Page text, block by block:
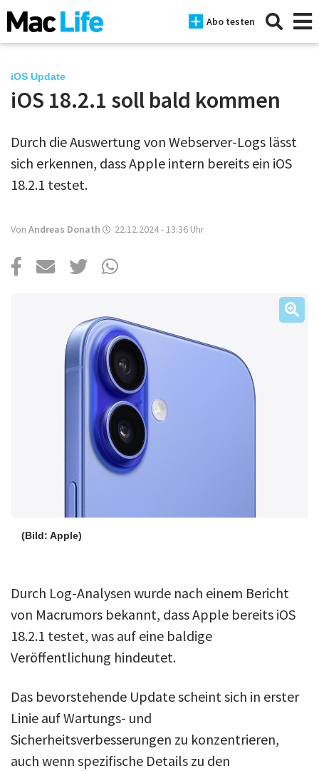
Abo testen
iPhone
Mac
Tests
Tipps
Anmelden
iOS Update
iOS 18.2.1 soll bald kommen
Durch die Auswertung von Webserver-Logs lässt
sich erkennen, dass Apple intern bereits ein iOS
18.2.1 testet.
Von Andreas Donath 22.12.2024 - 13:36 Uhr
(Bild: Apple)
Durch Log-Analysen wurde nach einem Bericht
von Macrumors bekannt, dass Apple bereits iOS
18.2.1 testet, was auf eine baldige
Veröffentlichung hindeutet.
Das bevorstehende Update scheint sich in erster
Linie auf Wartungs- und
Sicherheitsverbesserungen zu konzentrieren,
auch wenn spezifische Details zu den